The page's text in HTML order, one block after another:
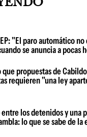
"El paro automático
se anuncia a pocas
propuestas de
requieren "una ley
los detenidos y una
lo que se sabe de